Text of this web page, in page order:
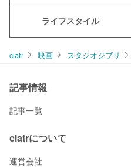
ライフスタイル
ciatr 映画 スタジオジブリ
記事情報
記事一覧
ciatrについて
運営会社